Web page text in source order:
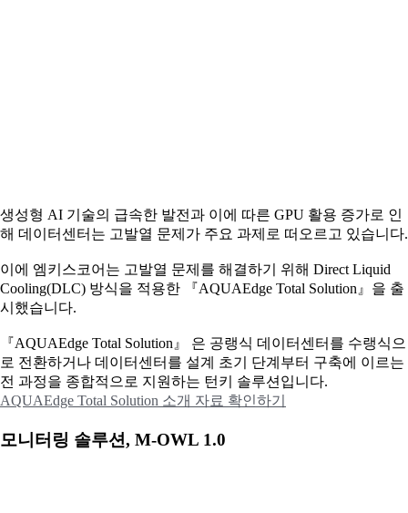
생성형 AI 기술의 급속한 발전과 이에 따른 GPU 활용 증가로 인
해 데이터센터는 고발열 문제가 주요 과제로 떠오르고 있습니다.
이에 엠키스코어는 고발열 문제를 해결하기 위해 Direct Liquid
Cooling(DLC) 방식을 적용한 『AQUAEdge Total Solution』을 출
시했습니다.
『AQUAEdge Total Solution』 은 공랭식 데이터센터를 수랭식으
로 전환하거나 데이터센터를 설계 초기 단계부터 구축에 이르는
전 과정을 종합적으로 지원하는 턴키 솔루션입니다.
AQUAEdge Total Solution 소개 자료 확인하기
모니터링 솔루션, M-OWL 1.0